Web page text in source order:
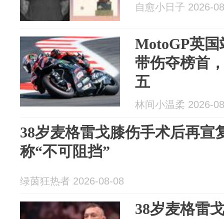
自愈小日子 2026-
MotoGP英
带伤夺榜首
五
林间小温柔 2026-
38岁麦格雷戈膝伤手术后再宣
称“不可阻挡”
绿茵狂热者 2026-08-08
38岁麦格雷